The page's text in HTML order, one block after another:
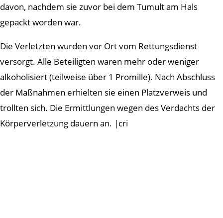
davon, nachdem sie zuvor bei dem Tumult am Hals
gepackt worden war.
Die Verletzten wurden vor Ort vom Rettungsdienst
versorgt. Alle Beteiligten waren mehr oder weniger
alkoholisiert (teilweise über 1 Promille). Nach Abschluss
der Maßnahmen erhielten sie einen Platzverweis und
trollten sich. Die Ermittlungen wegen des Verdachts der
Körperverletzung dauern an. |cri